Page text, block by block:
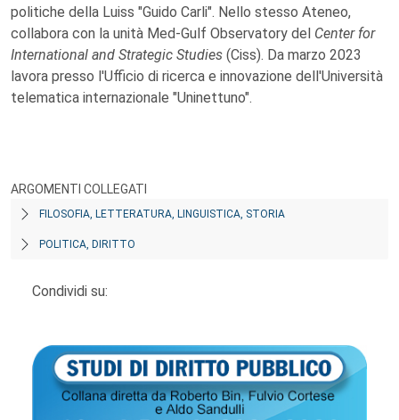
politiche della Luiss "Guido Carli". Nello stesso Ateneo,
collabora con la unità Med-Gulf Observatory del Center for
International and Strategic Studies (Ciss). Da marzo 2023
lavora presso l'Ufficio di ricerca e innovazione dell'Università
telematica internazionale "Uninettuno".
ARGOMENTI COLLEGATI
FILOSOFIA, LETTERATURA, LINGUISTICA, STORIA
POLITICA, DIRITTO
Condividi su: